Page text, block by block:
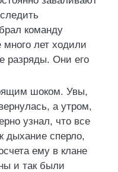
команду
лет ходили
разряды. Они его
шоком. Увы,
а утром,
узнал, что все
дыхание сперло,
ему в клане
и так были